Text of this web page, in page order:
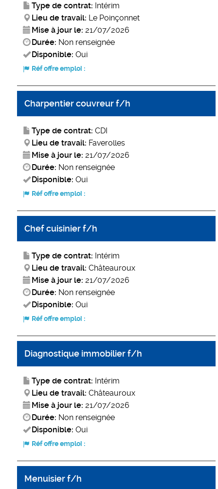
Type de contrat: Intérim
Lieu de travail: Le Poinçonnet
Mise à jour le: 21/07/2026
Durée: Non renseignée
Disponible: Oui
Réf offre emploi :
Charpentier couvreur f/h
Type de contrat: CDI
Lieu de travail: Faverolles
Mise à jour le: 21/07/2026
Durée: Non renseignée
Disponible: Oui
Réf offre emploi :
Chef cuisinier f/h
Type de contrat: Intérim
Lieu de travail: Châteauroux
Mise à jour le: 21/07/2026
Durée: Non renseignée
Disponible: Oui
Réf offre emploi :
Diagnostique immobilier f/h
Type de contrat: Intérim
Lieu de travail: Châteauroux
Mise à jour le: 21/07/2026
Durée: Non renseignée
Disponible: Oui
Réf offre emploi :
Menuisier f/h